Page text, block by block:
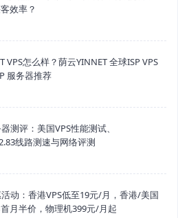
效率？
VPS怎么样？荫云YINNET 全球ISP VPS
服务器推荐
测评：美国VPS性能测试、
线路测速与网络评测
活动：香港VPS低至19元/月，香港/美国
月半价，物理机399元/月起